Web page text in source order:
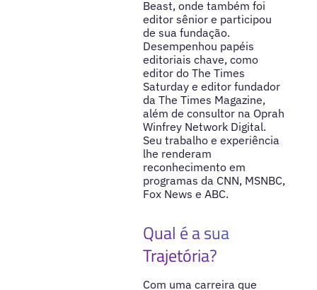
Beast, onde também foi
editor sênior e participou
de sua fundação.
Desempenhou papéis
editoriais chave, como
editor do The Times
Saturday e editor fundador
da The Times Magazine,
além de consultor na Oprah
Winfrey Network Digital.
Seu trabalho e experiência
lhe renderam
reconhecimento em
programas da CNN, MSNBC,
Fox News e ABC.
Qual é a sua
Trajetória?
Com uma carreira que